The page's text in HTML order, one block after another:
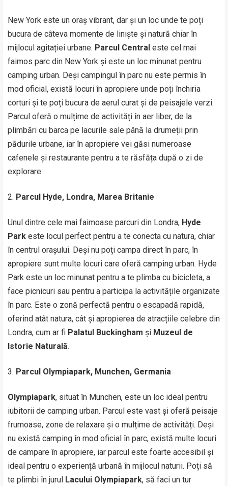
New York este un oraș vibrant, dar și un loc unde te poți
bucura de câteva momente de liniște și natură chiar în
mijlocul agitației urbane. Parcul Central este cel mai
faimos parc din New York și este un loc minunat pentru
camping urban. Deși campingul în parc nu este permis în
mod oficial, există locuri în apropiere unde poți închiria
corturi și te poți bucura de aerul curat și de peisajele verzi.
Parcul oferă o mulțime de activități în aer liber, de la
plimbări cu barca pe lacurile sale până la drumeții prin
pădurile urbane, iar în apropiere vei găsi numeroase
cafenele și restaurante pentru a te răsfăța după o zi de
explorare.
Parcul Hyde, Londra, Marea Britanie
Unul dintre cele mai faimoase parcuri din Londra, Hyde
Park este locul perfect pentru a te conecta cu natura, chiar
în centrul orașului. Deși nu poți campa direct în parc, în
apropiere sunt multe locuri care oferă camping urban. Hyde
Park este un loc minunat pentru a te plimba cu bicicleta, a
face picnicuri sau pentru a participa la activitățile organizate
în parc. Este o zonă perfectă pentru o escapadă rapidă,
oferind atât natura, cât și apropierea de atracțiile celebre din
Londra, cum ar fi Palatul Buckingham și Muzeul de
Istorie Naturală.
Parcul Olympiapark, Munchen, Germania
Olympiapark, situat în Munchen, este un loc ideal pentru
iubitorii de camping urban. Parcul este vast și oferă peisaje
frumoase, zone de relaxare și o mulțime de activități. Deși
nu există camping în mod oficial în parc, există multe locuri
de campare în apropiere, iar parcul este foarte accesibil și
ideal pentru o experiență urbană în mijlocul naturii. Poți să
te plimbi în jurul Lacului Olympiapark, să faci un tur